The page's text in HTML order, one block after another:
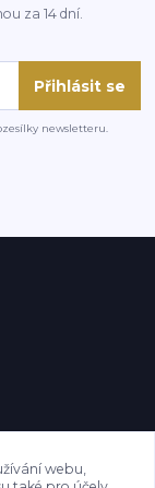
za 14 dní.
Přihlásit se
newsletteru.
webu,